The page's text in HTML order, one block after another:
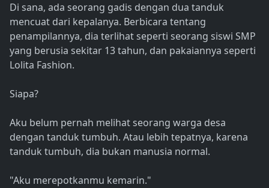
Di sana, ada seorang gadis dengan dua tanduk
mencuat dari kepalanya. Berbicara tentang
penampilannya, dia terlihat seperti seorang siswi SMP
yang berusia sekitar 13 tahun, dan pakaiannya seperti
Lolita Fashion.
Siapa?
Aku belum pernah melihat seorang warga desa
dengan tanduk tumbuh. Atau lebih tepatnya, karena
tanduk tumbuh, dia bukan manusia normal.
"Aku merepotkanmu kemarin."